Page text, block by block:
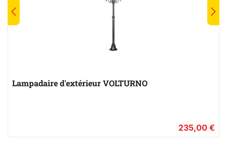
Lampadaire d'extérieur VOLTURNO
235,00 €